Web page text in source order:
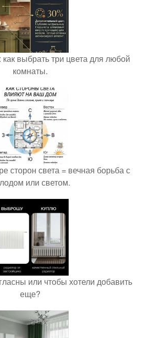
выбрать три цвета для любой
комнаты.
сторон света = вечная борьба с
или светом.
или чтобы хотели добавить
еще?